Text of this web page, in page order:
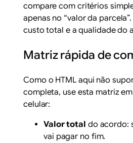
compare com critérios
apenas no “valor da
custo total e a qualidade do
Matriz rápida de
Como o HTML aqui não
completa, use esta matriz
celular:
Valor total do acordo:
vai pagar no fim.